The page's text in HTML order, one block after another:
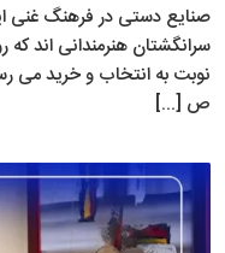
صنایع دستی در فرهنگ غنی
سرانگشتان هنرمندانی اند که
نوبت به انتخاب و خرید می
ص [...]